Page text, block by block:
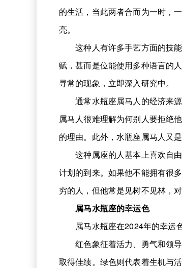
的生活，当此两者合而为一时，
亮。
这种人有许多手艺方面的技能
赋，甚而是位能使用多种语言的
寻常的现象，立即深入研究中。
通常水瓶座属马人的经济来源
属马人很难理解为何别人要拒绝
的理由。此外，水瓶座属马人又
这种属座的人基本上喜欢自由
计划的到来。如果他不能拥有很
穷的人，但他常是见树不见林，
属马水瓶座的幸运色
属马水瓶座在2024年的幸运色
红色象征着活力、勇气和领导
取得佳绩。绿色则代表着生机与